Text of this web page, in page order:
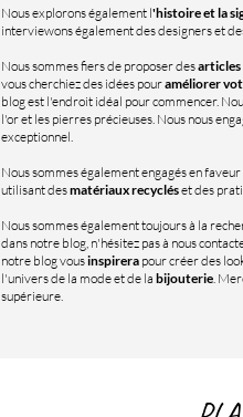
Nous explorons également l'histoire et la
interviewons également des designers et
Nous sommes fiers de proposer des
vous cherchiez des idées pouraméliorer
blog est l'endroit idéal pour commencer.
l'or et les pierres précieuses. Nous nous
exceptionnel.
Nous sommes également engagés en
utilisant desmatériaux recycléset des
Nous sommes également toujours à la
dans notre blog, n'hésitez pas à nous
notre blog vousinspirera pour créer des
l'univers de la mode et de la bijouterie .
supérieure.